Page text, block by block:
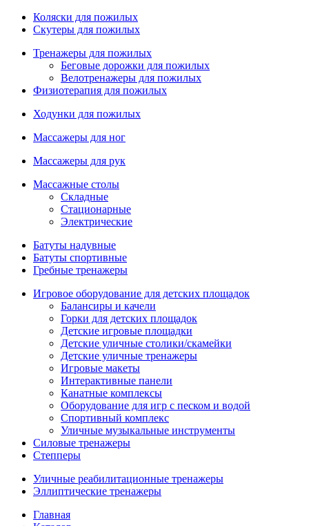
Коляски для пожилых
Скутеры для пожилых
Тренажеры для пожилых
Беговые дорожки для пожилых
Велотренажеры для пожилых
Физиотерапия для пожилых
Ходунки для пожилых
Массажеры для ног
Массажеры для рук
Массажные столы
Складные
Стационарные
Электрические
Батуты надувные
Батуты спортивные
Гребные тренажеры
Игровое оборудование для детских площадок
Балансиры и качели
Горки для детских площадок
Детские игровые площадки
Детские уличные столики/скамейки
Детские уличные тренажеры
Игровые макеты
Интерактивные панели
Канатные комплексы
Оборудование для игр с песком и водой
Спортивный комплекс
Уличные музыкальные инструменты
Силовые тренажеры
Степперы
Уличные реабилитационные тренажеры
Эллиптические тренажеры
Главная